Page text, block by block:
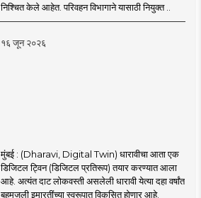
निश्चित केले आहेत. परिवहन विभागाने यासाठी नियुक्त ..
१६ जून २०२६
मुंबई : (Dharavi, Digital Twin) धारावीचा आता एक
डिजिटल ट्विन (डिजिटल प्रतिरूप) तयार करण्यात आला
आहे. अत्यंत दाट लोकवस्ती असलेली धारावी येत्या दहा वर्षांत
बहुमजली इमारतींच्या स्वरूपात विकसित होणार आहे.